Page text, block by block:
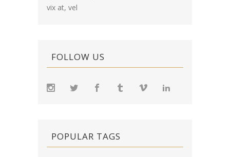
vix at, vel
FOLLOW US
POPULAR TAGS